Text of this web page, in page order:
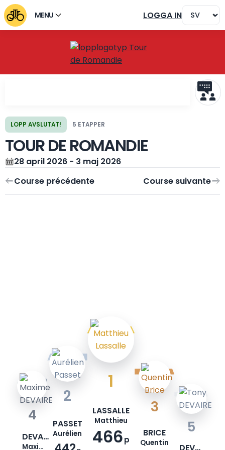
MENU LOGGA IN
LOPP AVSLUTAT! 5 ETAPPER
TOUR DE ROMANDIE
28 april 2026 - 3 maj 2026
Course précédente Course suivante
1
LASSALLE
Matthieu
466p
2
PASSET
Aurélien
3
BRICE
Quentin
4
DEVAIRE
Maxime
5
DEVAIRE